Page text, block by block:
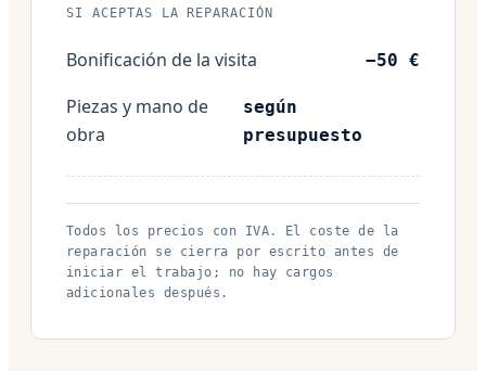
SI ACEPTAS LA REPARACIÓN
Bonificación de la visita −50 €
Piezas y mano de
obra
según
presupuesto
Todos los precios con IVA. El coste de la
reparación se cierra por escrito antes de
iniciar el trabajo; no hay cargos
adicionales después.